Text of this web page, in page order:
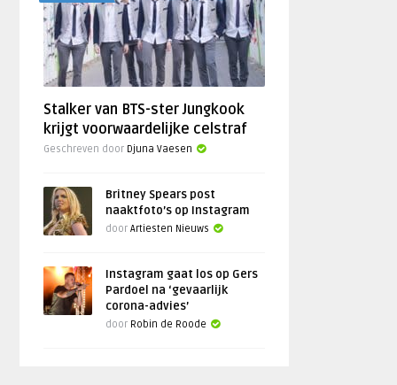
Stalker van BTS-ster Jungkook
krijgt voorwaardelijke celstraf
Geschreven door Djuna Vaesen
Britney Spears post
naaktfoto’s op Instagram
doorArtiesten Nieuws
Instagram gaat los op Gers
Pardoel na ‘gevaarlijk
corona-advies’
door Robin de Roode